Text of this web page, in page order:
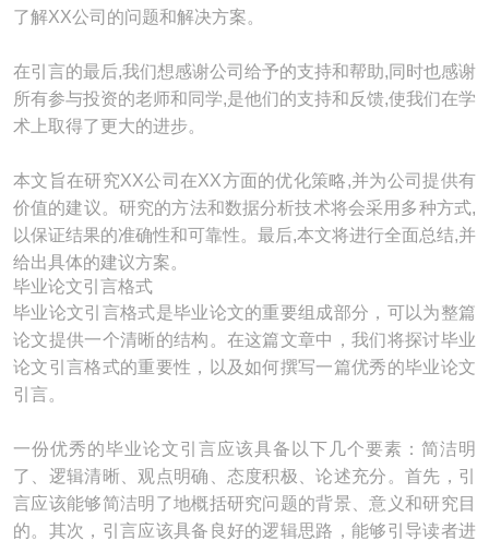
了解XX公司的问题和解决方案。
在引言的最后,我们想感谢公司给予的支持和帮助,同时也感谢
所有参与投资的老师和同学,是他们的支持和反馈,使我们在学
术上取得了更大的进步。
本文旨在研究XX公司在XX方面的优化策略,并为公司提供有
价值的建议。研究的方法和数据分析技术将会采用多种方式,
以保证结果的准确性和可靠性。最后,本文将进行全面总结,并
给出具体的建议方案。
毕业论文引言格式
毕业论文引言格式是毕业论文的重要组成部分，可以为整篇
论文提供一个清晰的结构。在这篇文章中，我们将探讨毕业
论文引言格式的重要性，以及如何撰写一篇优秀的毕业论文
引言。
一份优秀的毕业论文引言应该具备以下几个要素：简洁明
了、逻辑清晰、观点明确、态度积极、论述充分。首先，引
言应该能够简洁明了地概括研究问题的背景、意义和研究目
的。其次，引言应该具备良好的逻辑思路，能够引导读者进